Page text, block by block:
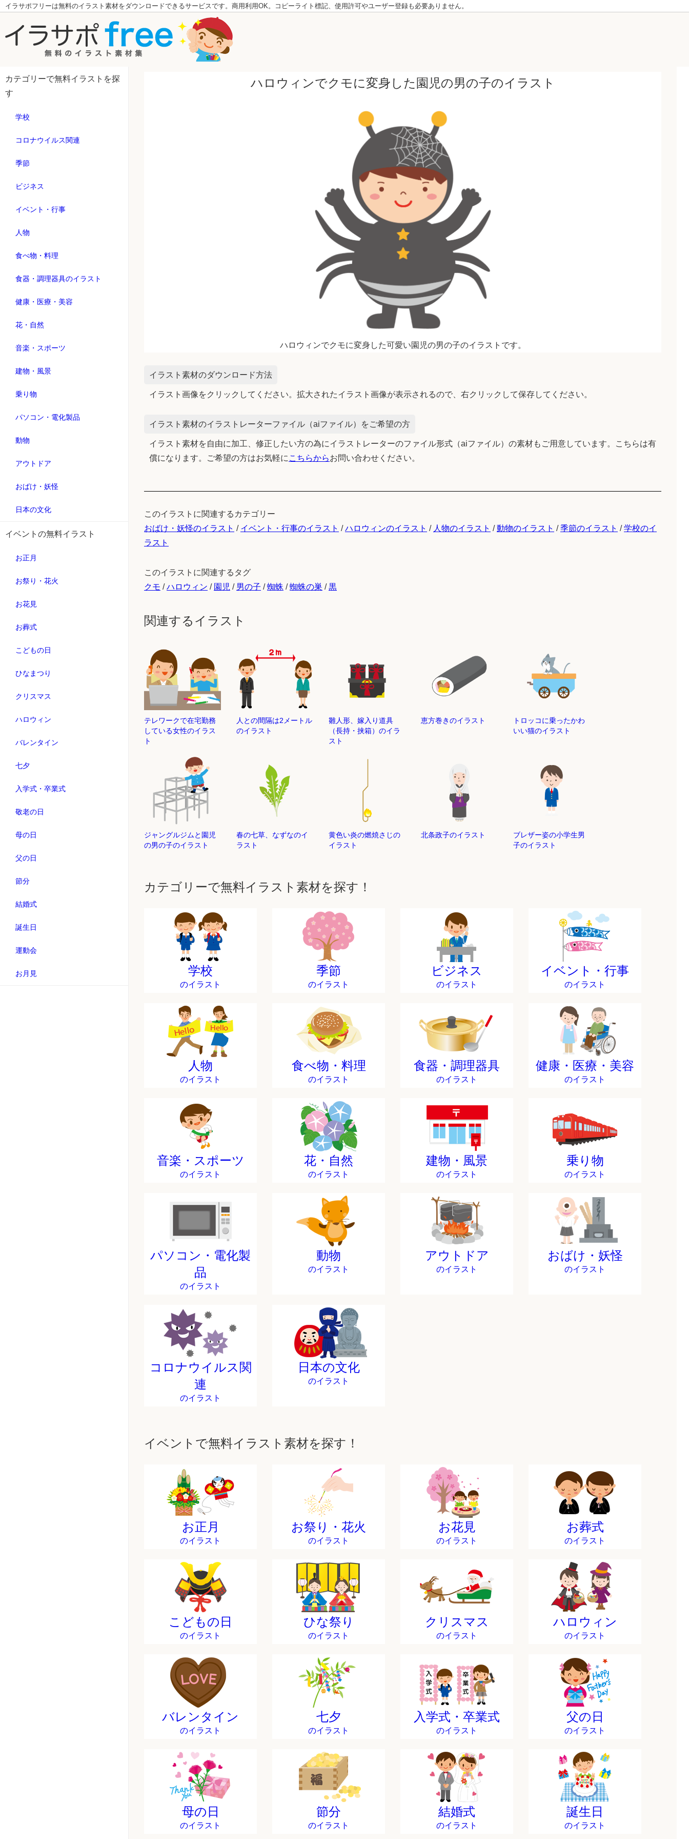
イラサポフリーは無料のイラスト素材をダウンロードできるサービスです。商用利用OK。コピーライト標記、使用許可やユーザー登録も必要ありません。
カテゴリーで無料イラストを探
す
学校
コロナウイルス関連
季節
ビジネス
イベント・行事
人物
食べ物・料理
食器・調理器具のイラスト
健康・医療・美容
花・自然
音楽・スポーツ
建物・風景
乗り物
パソコン・電化製品
動物
アウトドア
おばけ・妖怪
日本の文化
イベントの無料イラスト
お正月
お祭り・花火
お花見
お葬式
こどもの日
ひなまつり
クリスマス
ハロウィン
バレンタイン
七夕
入学式・卒業式
敬老の日
母の日
父の日
節分
結婚式
誕生日
運動会
お月見
ハロウィンでクモに変身した園児の男の子のイラスト
ハロウィンでクモに変身した可愛い園児の男の子のイラストです。
イラスト素材のダウンロード方法
イラスト画像をクリックしてください。拡大されたイラスト画像が表示されるので、右クリックして保存してください。
イラスト素材のイラストレーターファイル（aiファイル）をご希望の方
イラスト素材を自由に加工、修正したい方の為にイラストレーターのファイル形式（aiファイル）の素材もご用意しています。こちらは有
償になります。ご希望の方はお気軽に こちらからお問い合わせください。
このイラストに関連するカテゴリー
おばけ・妖怪のイラスト / イベント・行事のイラスト /ハロウィンのイラスト / 人物のイラスト /動物のイラスト /季節のイラスト /学校のイ
ラスト
このイラストに関連するタグ
クモ /ハロウィン / 園児 / 男の子 /蜘蛛 /蜘蛛の巣 /黒
関連するイラスト
テレワークで在宅勤務
している女性のイラス
ト
人との間隔は2メートル
のイラスト
雛人形、嫁入り道具
（長持・挟箱）のイラ
スト
恵方巻きのイラスト
トロッコに乗ったかわ
いい猫のイラスト
ジャングルジムと園児
の男の子のイラスト
春の七草、なずなのイ
ラスト
黄色い炎の燃焼さじの
イラスト
北条政子のイラスト
ブレザー姿の小学生男
子のイラスト
カテゴリーで無料イラスト素材を探す！
学校
のイラスト
季節
のイラスト
ビジネス
のイラスト
イベント・行事
のイラスト
人物
のイラスト
食べ物・料理
のイラスト
食器・調理器具
のイラスト
健康・医療・美容
のイラスト
音楽・スポーツ
のイラスト
花・自然
のイラスト
建物・風景
のイラスト
乗り物
のイラスト
パソコン・電化製
品
のイラスト
動物
のイラスト
アウトドア
のイラスト
おばけ・妖怪
のイラスト
コロナウイルス関
連
のイラスト
日本の文化
のイラスト
イベントで無料イラスト素材を探す！
お正月
のイラスト
お祭り・花火
のイラスト
お花見
のイラスト
お葬式
のイラスト
こどもの日
のイラスト
ひな祭り
のイラスト
クリスマス
のイラスト
ハロウィン
のイラスト
バレンタイン
のイラスト
七夕
のイラスト
入学式・卒業式
のイラスト
父の日
のイラスト
母の日
のイラスト
節分
のイラスト
結婚式
のイラスト
誕生日
のイラスト